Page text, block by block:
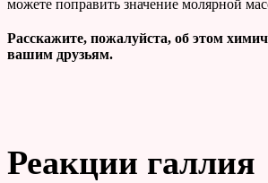
можете поправить значение молярной
Расскажите, пожалуйста, об этом
вашим друзьям.
Реакции галлия